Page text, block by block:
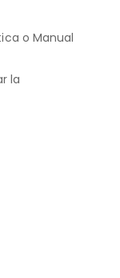
o Manual
la